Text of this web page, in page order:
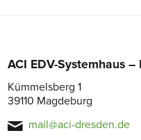
ACI EDV-Systemhaus
Kümmelsberg 1
39110 Magdeburg
mail@aci-dresden.de